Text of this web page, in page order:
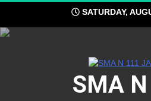
SATURDAY,
SMA